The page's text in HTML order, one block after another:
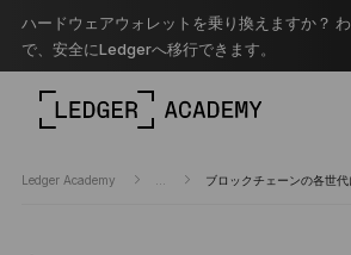
ハードウェアウォレットを乗り換えますか？
で、安全にLedgerへ移行できます。
Ledger Academy ブロックチェーンの各世